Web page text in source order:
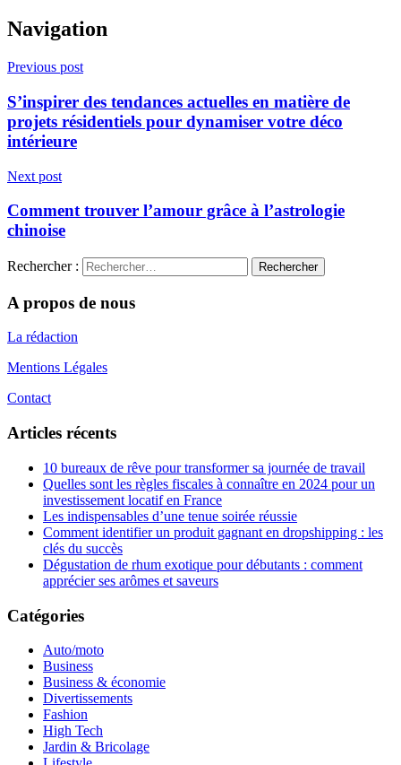
Navigation
Previous post
S’inspirer des tendances actuelles en matière de
projets résidentiels pour dynamiser votre déco
intérieure
Next post
Comment trouver l’amour grâce à l’astrologie
chinoise
Rechercher :
A propos de nous
La rédaction
Mentions Légales
Contact
Articles récents
10 bureaux de rêve pour transformer sa journée de travail
Quelles sont les règles fiscales à connaître en 2024 pour un
investissement locatif en France
Les indispensables d’une tenue soirée réussie
Comment identifier un produit gagnant en dropshipping : les
clés du succès
Dégustation de rhum exotique pour débutants : comment
apprécier ses arômes et saveurs
Catégories
Auto/moto
Business
Business & économie
Divertissements
Fashion
High Tech
Jardin & Bricolage